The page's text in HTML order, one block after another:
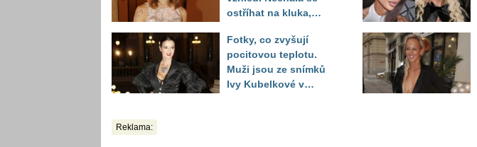
ostříhat na kluka,
překvapily
Fotky, co zvyšují
pocitovou teplotu.
Muži jsou ze snímků
Ivy Kubelkové v
Reklama: